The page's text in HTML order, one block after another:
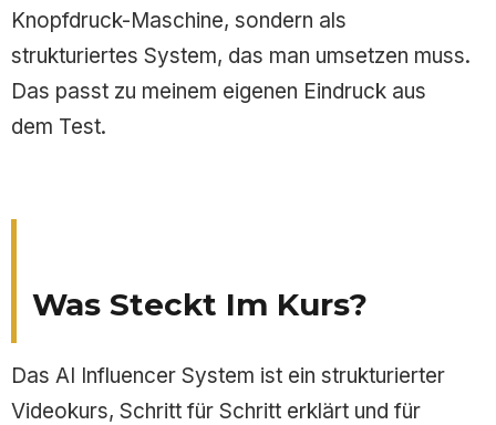
Knopfdruck-Maschine, sondern als
strukturiertes System, das man umsetzen muss.
Das passt zu meinem eigenen Eindruck aus
dem Test.
Was Steckt Im Kurs?
Das AI Influencer System ist ein strukturierter
Videokurs, Schritt für Schritt erklärt und für